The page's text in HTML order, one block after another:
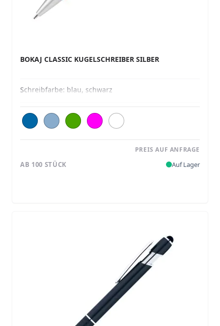
BOKAJ CLASSIC KUGELSCHREIBER SILBER
Schreibfarbe: blau, schwarz
PREIS AUF ANFRAGE
AB 100 STÜCK Auf Lager